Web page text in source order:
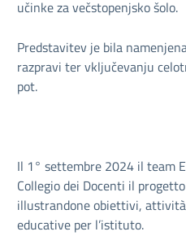
učinke za večstopenjsko šolo.
Predstavitev je bila
razpravi ter vključevanju
pot.
Il 1° settembre 2024 il team
Collegio dei Docenti il
illustrandone obiettivi,
educative per l’istituto.